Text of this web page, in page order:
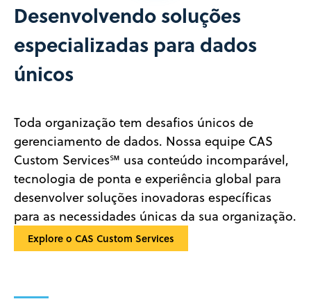
Desenvolvendo soluções
especializadas para dados
únicos
Toda organização tem desafios únicos de
gerenciamento de dados. Nossa equipe CAS
Custom Services℠ usa conteúdo incomparável,
tecnologia de ponta e experiência global para
desenvolver soluções inovadoras específicas
para as necessidades únicas da sua organização.
Explore o CAS Custom Services